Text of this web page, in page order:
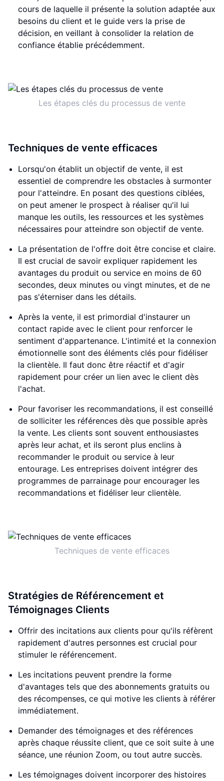
cours de laquelle il présente la solution adaptée aux
besoins du client et le guide vers la prise de
décision, en veillant à consolider la relation de
confiance établie précédemment.
Les étapes clés du processus de vente
Techniques de vente efficaces
Lorsqu'on établit un objectif de vente, il est
essentiel de comprendre les obstacles à surmonter
pour l'atteindre. En posant des questions ciblées,
on peut amener le prospect à réaliser qu'il lui
manque les outils, les ressources et les systèmes
nécessaires pour atteindre son objectif de vente.
La présentation de l'offre doit être concise et claire.
Il est crucial de savoir expliquer rapidement les
avantages du produit ou service en moins de 60
secondes, deux minutes ou vingt minutes, et de ne
pas s'éterniser dans les détails.
Après la vente, il est primordial d'instaurer un
contact rapide avec le client pour renforcer le
sentiment d'appartenance. L'intimité et la connexion
émotionnelle sont des éléments clés pour fidéliser
la clientèle. Il faut donc être réactif et d'agir
rapidement pour créer un lien avec le client dès
l'achat.
Pour favoriser les recommandations, il est conseillé
de solliciter les références dès que possible après
la vente. Les clients sont souvent enthousiastes
après leur achat, et ils seront plus enclins à
recommander le produit ou service à leur
entourage. Les entreprises doivent intégrer des
programmes de parrainage pour encourager les
recommandations et fidéliser leur clientèle.
Techniques de vente efficaces
Stratégies de Référencement et
Témoignages Clients
Offrir des incitations aux clients pour qu'ils réfèrent
rapidement d'autres personnes est crucial pour
stimuler le référencement.
Les incitations peuvent prendre la forme
d'avantages tels que des abonnements gratuits ou
des récompenses, ce qui motive les clients à référer
immédiatement.
Demander des témoignages et des références
après chaque réussite client, que ce soit suite à une
séance, une réunion Zoom, ou tout autre succès.
Les témoignages doivent incorporer des histoires